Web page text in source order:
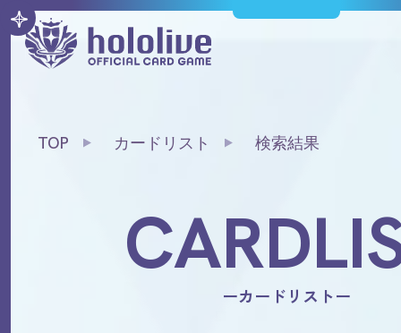
TOP カードリスト 検索結果
ーカードリストー